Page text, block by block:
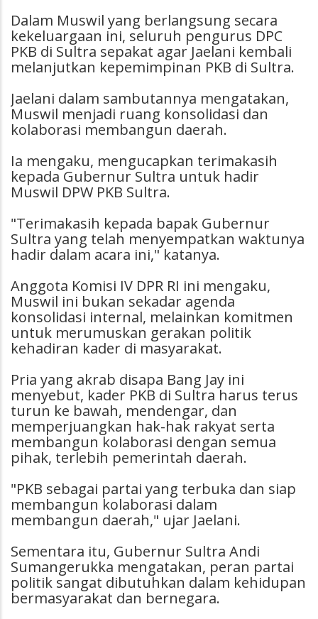
Dalam Muswil yang berlangsung secara
kekeluargaan ini, seluruh pengurus DPC
PKB di Sultra sepakat agar Jaelani kembali
melanjutkan kepemimpinan PKB di Sultra.
Jaelani dalam sambutannya mengatakan,
Muswil menjadi ruang konsolidasi dan
kolaborasi membangun daerah.
Ia mengaku, mengucapkan terimakasih
kepada Gubernur Sultra untuk hadir
Muswil DPW PKB Sultra.
"Terimakasih kepada bapak Gubernur
Sultra yang telah menyempatkan waktunya
hadir dalam acara ini," katanya.
Anggota Komisi IV DPR RI ini mengaku,
Muswil ini bukan sekadar agenda
konsolidasi internal, melainkan komitmen
untuk merumuskan gerakan politik
kehadiran kader di masyarakat.
Pria yang akrab disapa Bang Jay ini
menyebut, kader PKB di Sultra harus terus
turun ke bawah, mendengar, dan
memperjuangkan hak-hak rakyat serta
membangun kolaborasi dengan semua
pihak, terlebih pemerintah daerah.
​"PKB sebagai partai yang terbuka dan siap
membangun kolaborasi dalam
membangun daerah," ujar Jaelani.
Sementara itu, Gubernur Sultra Andi
Sumangerukka mengatakan, peran partai
politik sangat dibutuhkan dalam kehidupan
bermasyarakat dan bernegara.